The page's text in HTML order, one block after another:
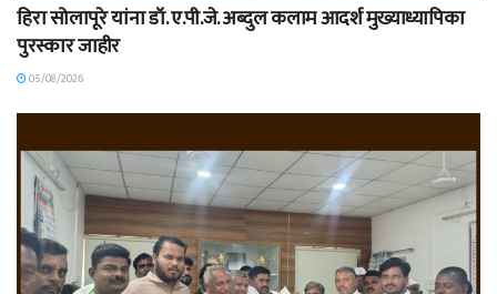
हिरा सोलापूरे यांना डॉ. ए.पी.जे. अब्दुल कलाम आदर्श मुख्याध्यापिका
पुरस्कार जाहीर
05/08/2026